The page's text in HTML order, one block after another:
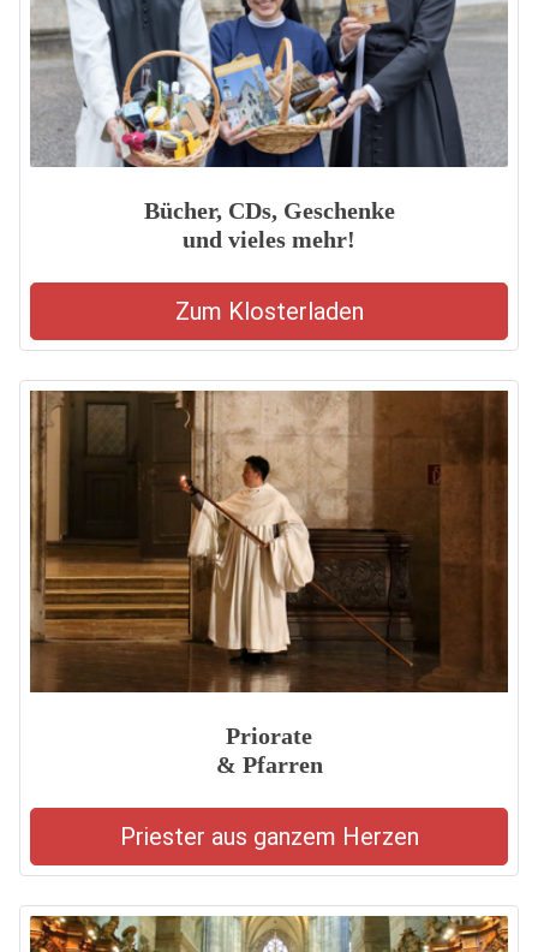
Bücher, CDs, Geschenke
und vieles mehr!
Zum Klosterladen
Priorate
& Pfarren
Priester aus ganzem Herzen